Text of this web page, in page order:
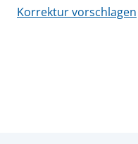
Korrektur vorschlagen